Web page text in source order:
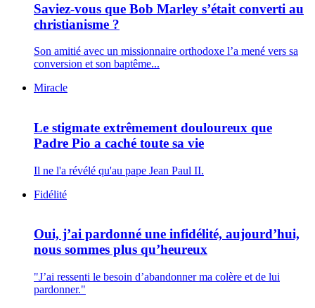
Saviez-vous que Bob Marley s’était converti au
christianisme ?
Son amitié avec un missionnaire orthodoxe l’a mené vers sa
conversion et son baptême...
Miracle
Le stigmate extrêmement douloureux que
Padre Pio a caché toute sa vie
Il ne l'a révélé qu'au pape Jean Paul II.
Fidélité
Oui, j’ai pardonné une infidélité, aujourd’hui,
nous sommes plus qu’heureux
"J’ai ressenti le besoin d’abandonner ma colère et de lui
pardonner."